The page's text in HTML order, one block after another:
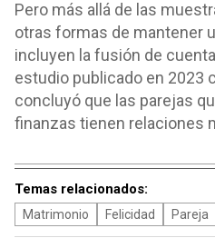
Pero más allá de las
otras formas de mantener
incluyen la fusión de
estudio publicado en 2023
concluyó que las parejas
finanzas tienen relaciones
Temas relacionados:
Matrimonio Felicidad Pareja